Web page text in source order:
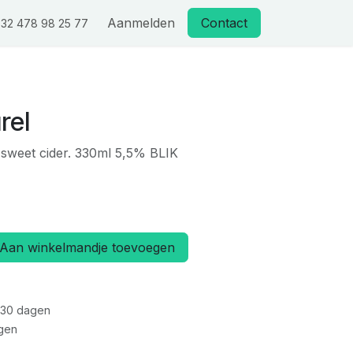
478 98 25 77 Aanmelden Contact
cider. 330ml 5,5% BLIK
winkelmandje toevoegen
dagen